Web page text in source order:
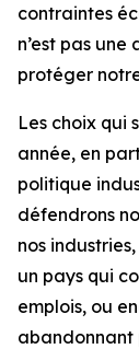
contraintes
n’est pas
protéger
Les choix qui
année, en
politique
défendrons
nos
un pays qui
emplois, ou
abandonnant